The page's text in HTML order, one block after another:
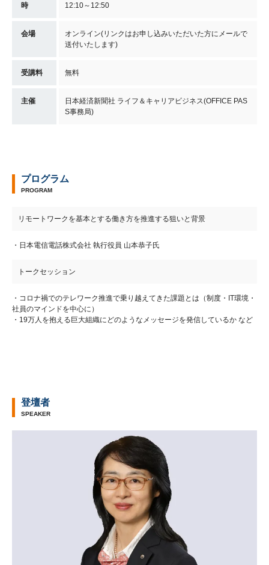
時
12:10～12:50
会場
オンライン(リンクはお申し込みいただいた方にメールで
送付いたします)
受講料 無料
主催
日本経済新聞社 ライフ＆キャリアビジネス(OFFICE PAS
S事務局)
プログラム
PROGRAM
リモートワークを基本とする働き方を推進する狙いと背景
・日本電信電話株式会社 執行役員 山本恭子氏​
トークセッション
・コロナ禍でのテレワーク推進で乗り越えてきた課題とは（制度・IT環境・
社員のマインドを中心に）
・19万人を抱える巨大組織にどのようなメッセージを発信しているか など
登壇者
SPEAKER